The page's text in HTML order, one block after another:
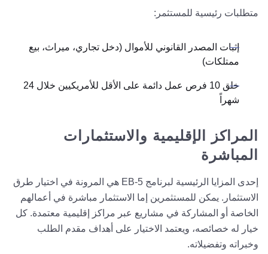
متطلبات رئيسية للمستثمر:
إثبات المصدر القانوني للأموال (دخل تجاري، ميراث، بيع
ممتلكات)
خلق 10 فرص عمل دائمة على الأقل للأمريكيين خلال 24
شهراً
المراكز الإقليمية والاستثمارات
المباشرة
إحدى المزايا الرئيسية لبرنامج EB-5 هي المرونة في اختيار طرق
الاستثمار. يمكن للمستثمرين إما الاستثمار مباشرة في أعمالهم
الخاصة أو المشاركة في مشاريع عبر مراكز إقليمية معتمدة. كل
خيار له خصائصه، ويعتمد الاختيار على أهداف مقدم الطلب
وخبراته وتفضيلاته.